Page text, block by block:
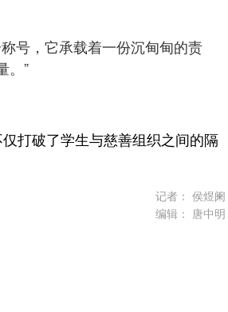
号，它承载着一份沉甸甸的责
。”
打破了学生与慈善组织之间的隔
记者： 侯煜阑
编辑： 唐中明